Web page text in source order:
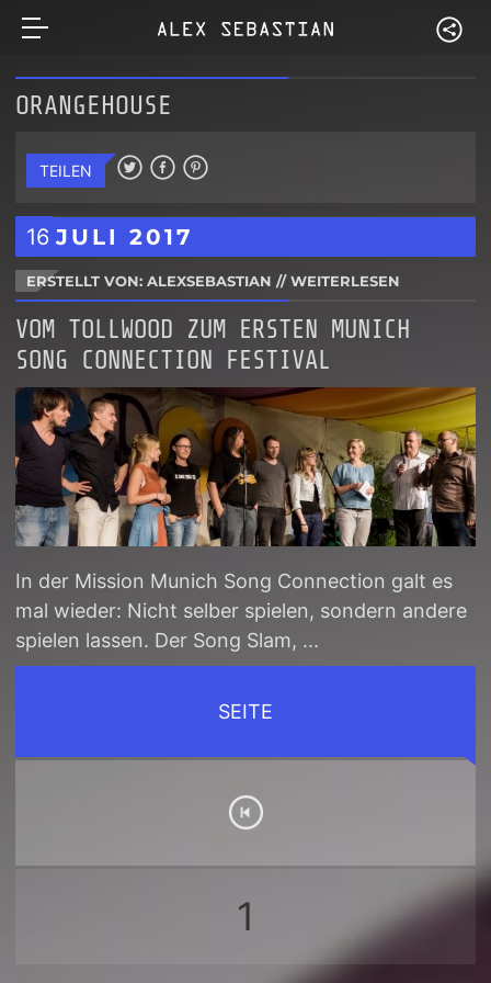
ORANGEHOUSE
TEILEN
16JULI2017
ERSTELLT VON: ALEXSEBASTIAN //WEITERLESEN
VOM TOLLWOOD ZUM ERSTEN MUNICH
SONG CONNECTION FESTIVAL
In der Mission Munich Song Connection galt es
mal wieder: Nicht selber spielen, sondern andere
spielen lassen. Der Song Slam, ...
SEITE
1